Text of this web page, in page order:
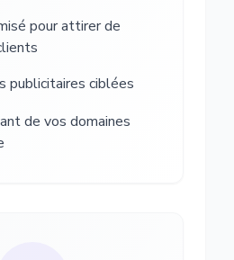
pour attirer de
publicitaires ciblées
de vos domaines